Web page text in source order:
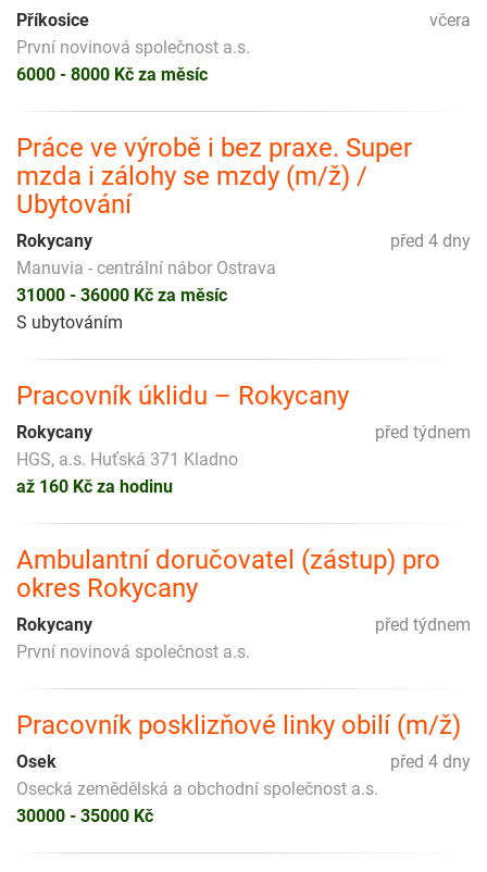
včera
Příkosice
První novinová společnost a.s.
6000 - 8000 Kč za měsíc
Práce ve výrobě i bez praxe. Super
mzda i zálohy se mzdy (m/ž) /
Ubytování
před 4 dny
Rokycany
Manuvia - centrální nábor Ostrava
31000 - 36000 Kč za měsíc
S ubytováním
Pracovník úklidu – Rokycany
před týdnem
Rokycany
HGS, a.s. Huťská 371 Kladno
až 160 Kč za hodinu
Ambulantní doručovatel (zástup) pro
okres Rokycany
před týdnem
Rokycany
První novinová společnost a.s.
Pracovník posklizňové linky obilí (m/ž)
před 4 dny
Osek
Osecká zemědělská a obchodní společnost a.s.
30000 - 35000 Kč